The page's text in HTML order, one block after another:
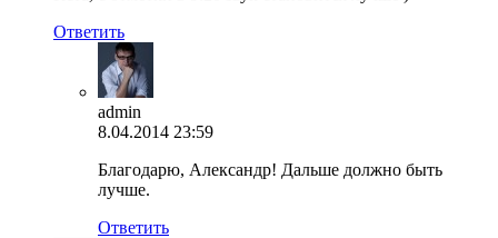
Ответить
admin
8.04.2014 23:59
Благодарю, Александр! Дальше должно быть
лучше.
Ответить